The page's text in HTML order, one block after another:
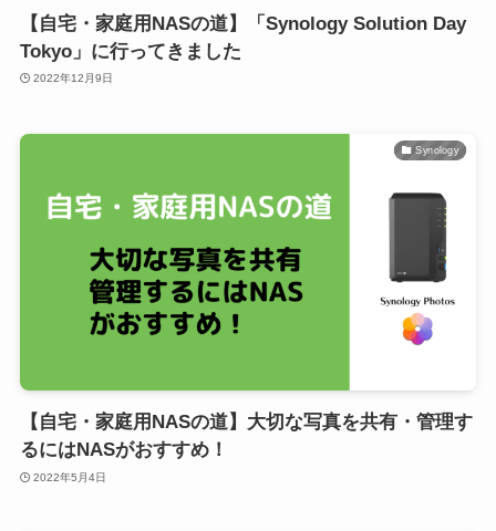
【自宅・家庭用NASの道】「Synology Solution Day
Tokyo」に行ってきました
2022年12月9日
Synology
【自宅・家庭用NASの道】大切な写真を共有・管理す
るにはNASがおすすめ！
2022年5月4日